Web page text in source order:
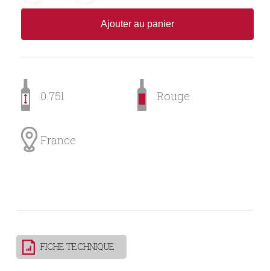
Ajouter au panier
0.75l Rouge
France
FICHE TECHNIQUE